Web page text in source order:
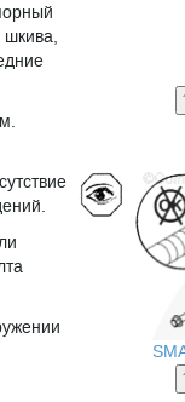
шкива,